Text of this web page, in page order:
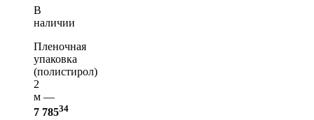
В
наличии
Пленочная
упаковка
(полистирол)
2
м —
7 78534